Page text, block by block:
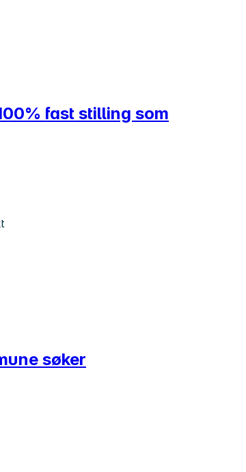
fast stilling som
søker